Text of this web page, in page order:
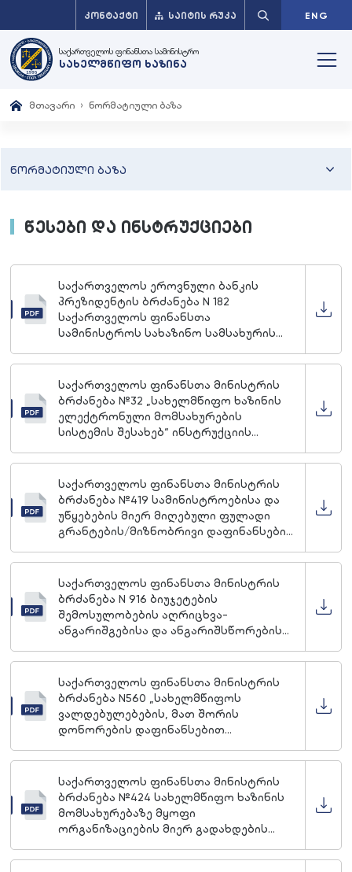
ᲙᲝᲜᲢᲐᲥᲢᲘ ᲡᲐᲘᲢᲘᲡ ᲠᲣᲙᲐ ENG
საქართველოს ფინანსთა სამინისტრო
სახელმწიფო ხაზინა
მთავარი ნორმატიული ბაზა
ნორმატიული ბაზა
წესები და ინსტრუქციები
საქართველოს ეროვნული ბანკის
პრეზიდენტის ბრძანება N 182
საქართველოს ფინანსთა
სამინისტროს სახაზინო სამსახურის
ბანკში აკრედიტივებით ოპერაციების
წარმოების წესის დამტკიცების შესახებ
საქართველოს ფინანსთა მინისტრის
ბრძანება №32 „სახელმწიფო ხაზინის
ელექტრონული მომსახურების
სისტემის შესახებ“ ინსტრუქციის
საქართველოს ფინანსთა მინისტრის
ბრძანება №419 სამინისტროებისა და
უწყებების მიერ მიღებული ფულადი
გრანტების/მიზნობრივი დაფინანსების
დამტკიცების შესახებ
საქართველოს ფინანსთა მინისტრის
ბრძანება N 916 ბიუჯეტების
შემოსულობების აღრიცხვა-
ანგარიშგებისა და ანგარიშსწორების
ზედმეტად ან შეცდომით გადახდილი
შემოსულობის თანხის დაბრუნების,
აღრიცხვისა და ანგარიშგების შესახებ
საქართველოს ფინანსთა მინისტრის
ბრძანება N560 „სახელმწიფოს
ვალდებულებების, მათ შორის
დონორების დაფინანსებით
პროექტების გადასახადების ნაწილში,
დაფარვის, აღრიცხვის და
ანგარიშგების წესის შესახებ“
ინსტრუქციის დამტკიცების თაობაზე
საქართველოს ფინანსთა მინისტრის
ბრძანება №424 სახელმწიფო ხაზინის
მომსახურებაზე მყოფი
ორგანიზაციების მიერ გადახდების
ინსტრუქციის დამტკიცების თაობაზე